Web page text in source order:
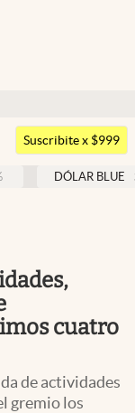
Argentina
Suscribite x $999
BLUE $ 1525 -
cuatro
de actividades
gremio los